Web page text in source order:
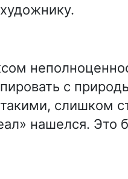
с
слишком
нашелся. Это